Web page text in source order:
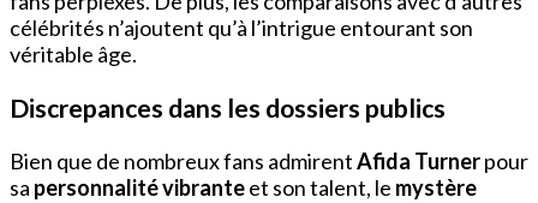
célébrités n’ajoutent qu’à l’intrigue entourant son
véritable âge.
Discrepances dans les dossiers publics
Bien que de nombreux fans admirentAfida Turnerpour
sa personnalité vibranteet son talent, le mystère